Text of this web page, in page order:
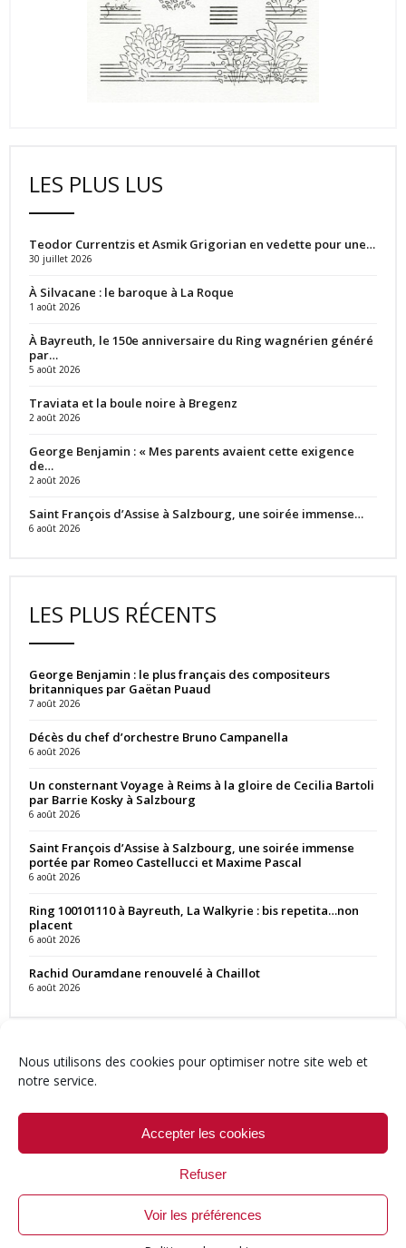
Nous utilisons des cookies pour optimiser notre site web et
notre service.
Accepter les cookies
Refuser
Voir les préférences
LES PLUS LUS
Teodor Currentzis et Asmik Grigorian en vedette pour une…
30 juillet 2026
À Silvacane : le baroque à La Roque
1 août 2026
À Bayreuth, le 150e anniversaire du Ring wagnérien généré
par…
5 août 2026
Traviata et la boule noire à Bregenz
2 août 2026
George Benjamin : « Mes parents avaient cette exigence
de…
2 août 2026
Saint François d’Assise à Salzbourg, une soirée immense…
6 août 2026
LES PLUS RÉCENTS
George Benjamin : le plus français des compositeurs
britanniques par Gaëtan Puaud
7 août 2026
Décès du chef d’orchestre Bruno Campanella
6 août 2026
Un consternant Voyage à Reims à la gloire de Cecilia Bartoli
par Barrie Kosky à Salzbourg
6 août 2026
Saint François d’Assise à Salzbourg, une soirée immense
portée par Romeo Castellucci et Maxime Pascal
6 août 2026
Ring 100101110 à Bayreuth, La Walkyrie : bis repetita…non
placent
6 août 2026
Rachid Ouramdane renouvelé à Chaillot
6 août 2026